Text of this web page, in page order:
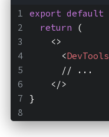
export default
return (
<>
<DevTools
      // ...
</>
}